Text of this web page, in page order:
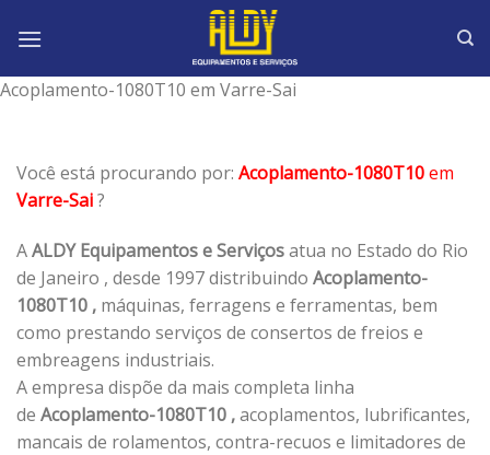
Acoplamento-1080T10 em Varre-Sai
Você está procurando por: Acoplamento-1080T10em
Varre-Sai?
AALDY Equipamentos e Serviçosatua no Estado do Rio
de Janeiro , desde 1997 distribuindo Acoplamento-
1080T10 , máquinas, ferragens e ferramentas, bem
como prestando serviços de consertos de freios e
embreagens industriais.
A empresa dispõe da mais completa linha
de Acoplamento-1080T10 ,acoplamentos, lubrificantes,
mancais de rolamentos, contra-recuos e limitadores de